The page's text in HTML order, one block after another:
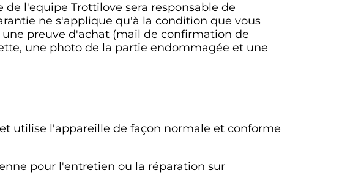
l'equipe Trottilove sera responsable de
ne s'applique qu'à la condition que vous
preuve d'achat (mail de confirmation de
une photo de la partie endommagée et une
utilise l'appareille de façon normale et conforme
pour l'entretien ou la réparation sur